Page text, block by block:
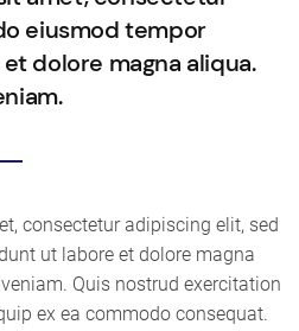
eiusmod tempor
dolore magna aliqua.
consectetur adipiscing elit, sed
ut labore et dolore magna
Quis nostrud exercitation
ex ea commodo consequat.